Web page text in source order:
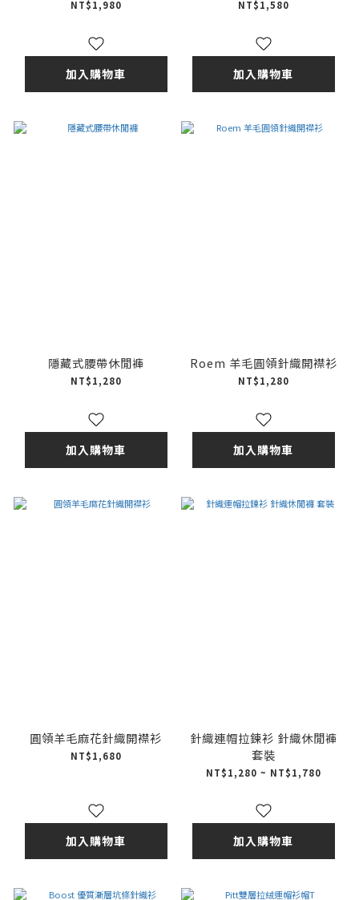
NT$1,980
加入購物車
NT$1,580
加入購物車
隱藏式腰帶休閒褲
NT$1,280
加入購物車
Roem 羊毛圓領針織開襟衫
NT$1,280
加入購物車
圓領羊毛麻花針織開襟衫
NT$1,680
加入購物車
針織連帽拉鍊衫 針織休閒褲
套裝
NT$1,280 ~ NT$1,780
加入購物車